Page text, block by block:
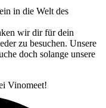
in die Welt des
wir dir für dein
zu besuchen. Unsere
doch solange unsere
Vinomeet!